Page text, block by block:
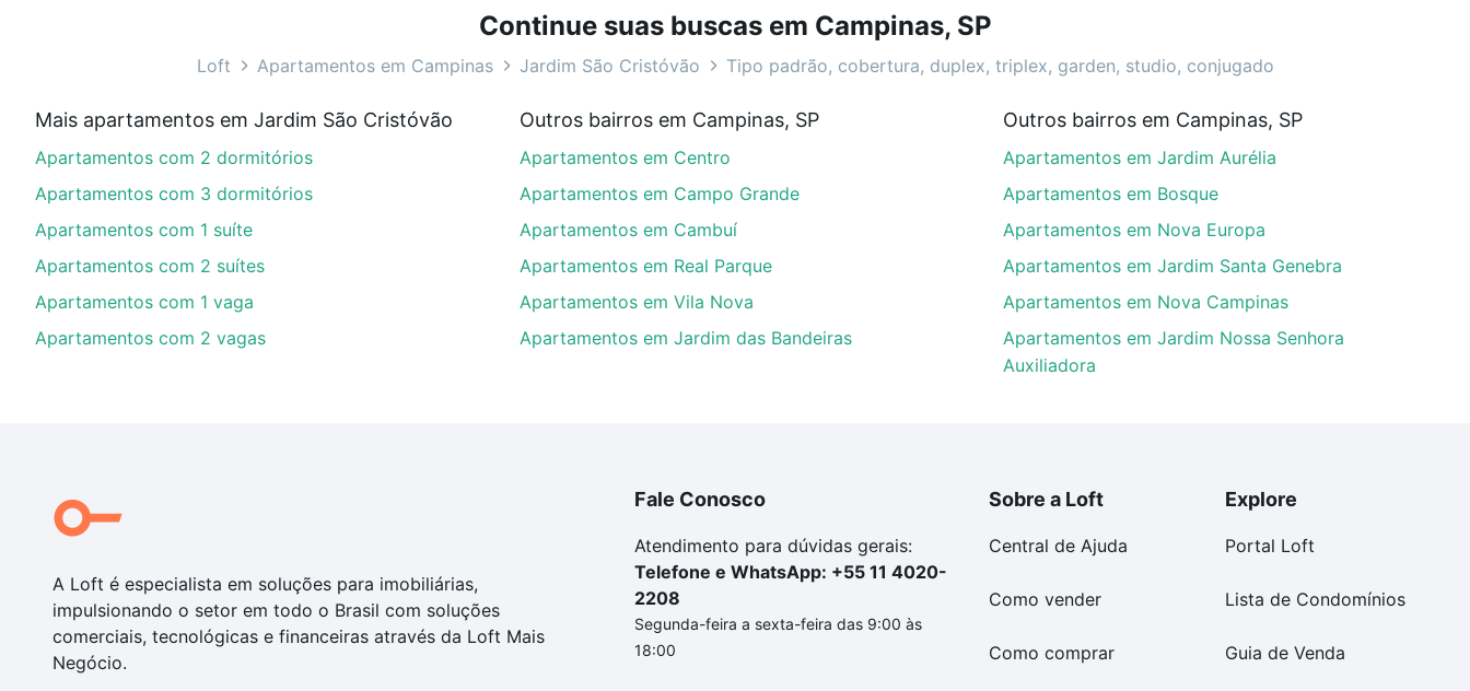
ou sem vaga de garagem para combinar perfeitamente com o preço, metragem e comodidades, como piscina, academia, salão de festas ou área verde e encontrar
Apartamentos à venda em Jardim São Cristóvão, Campinas, SP ideal para você na Loft.
Aqui na Loft temos a oferta ideal para você, com Apartamentos à venda em Jardim São Cristóvão, Campinas, SP que custam a partir de R$ 0 e com nossas opções de
financiamento imobiliário as parcelas podem se adequar ao seu orçamento. Se ainda tem alguma dúvida dos custos envolvidos no processo de compra, veja em nosso
portal quanto custa comprar um apartamento e conte com a gente para comprar o imóvel dos seus sonhos com segurança e conforto. Loft, com você até as chaves.
Continue suas buscas em Campinas, SP
Loft Apartamentos em Campinas Jardim São Cristóvão Tipo padrão, cobertura, duplex, triplex, garden, studio, conjugado
Mais apartamentos em Jardim São Cristóvão
Apartamentos com 2 dormitórios
Apartamentos com 3 dormitórios
Apartamentos com 1 suíte
Apartamentos com 2 suítes
Apartamentos com 1 vaga
Apartamentos com 2 vagas
Outros bairros em Campinas, SP
Apartamentos em Centro
Apartamentos em Campo Grande
Apartamentos em Cambuí
Apartamentos em Real Parque
Apartamentos em Vila Nova
Apartamentos em Jardim das Bandeiras
Outros bairros em Campinas, SP
Apartamentos em Jardim Aurélia
Apartamentos em Bosque
Apartamentos em Nova Europa
Apartamentos em Jardim Santa Genebra
Apartamentos em Nova Campinas
Apartamentos em Jardim Nossa Senhora
Auxiliadora
A Loft é especialista em soluções para imobiliárias,
impulsionando o setor em todo o Brasil com soluções
comerciais, tecnológicas e financeiras através da Loft Mais
Negócio.
Fale Conosco
Atendimento para dúvidas gerais:
Telefone e WhatsApp: +55 11 4020-
2208
Segunda-feira a sexta-feira das 9:00 às
18:00
Sobre a Loft
Central de Ajuda
Como vender
Como comprar
Explore
Portal Loft
Lista de Condomínios
Guia de Venda